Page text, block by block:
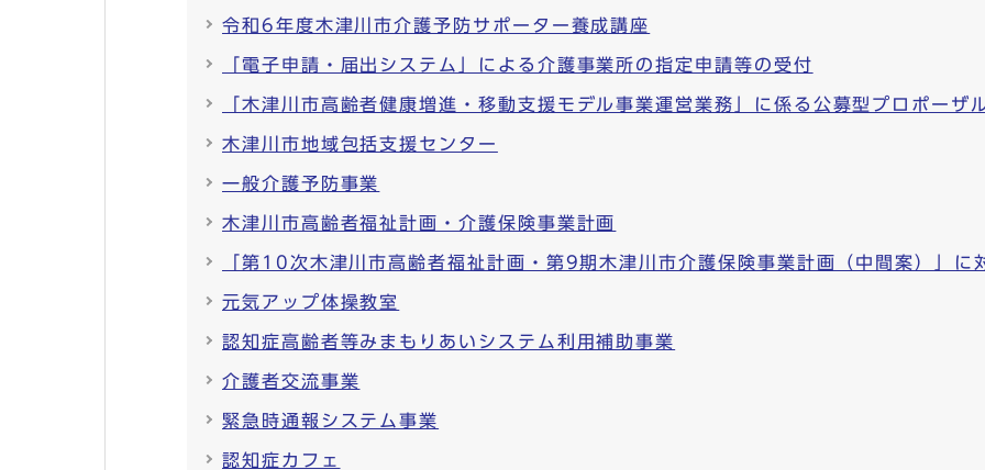
令和6年度木津川市介護予防サポーター養成講座
「電子申請・届出システム」による介護事業所の指定申請等の受付
「木津川市高齢者健康増進・移動支援モデル事業運営業務」に係る公募型プロポーザ
木津川市地域包括支援センター
一般介護予防事業
木津川市高齢者福祉計画・介護保険事業計画
「第10次木津川市高齢者福祉計画・第9期木津川市介護保険事業計画（中間案）」に
元気アップ体操教室
認知症高齢者等みまもりあいシステム利用補助事業
介護者交流事業
緊急時通報システム事業
認知症カフェ